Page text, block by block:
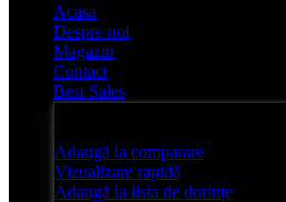
Acasa
Despre noi
Magazin
Contact
Best Sales
Adaugă la comparare
Vizualizare rapidă
Adaugă la lista de dorințe